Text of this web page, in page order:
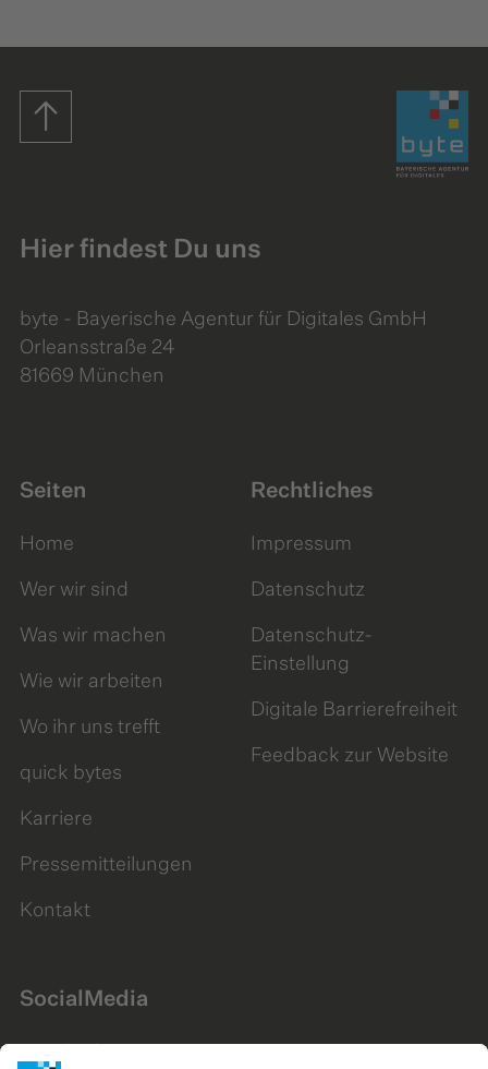
Startseite
Hier findest Du uns
byte - Bayerische Agentur für Digitales GmbH
Orleansstraße 24
81669 München
Seiten
Home
Wer wir sind
Was wir machen
Wie wir arbeiten
Wo ihr uns trefft
quick bytes
Karriere
Pressemitteilungen
Kontakt
Rechtliches
Impressum
Datenschutz
Datenschutz-
Einstellung
Digitale Barrierefreiheit
Feedback zur Website
SocialMedia